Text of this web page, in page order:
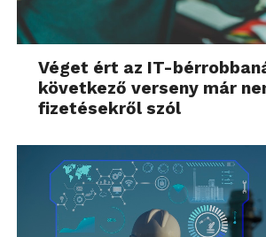
Véget ért az IT-
következő verseny már
fizetésekről szól